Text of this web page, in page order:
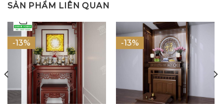
SẢN PHẨM LIÊN QUAN
-13% -13%